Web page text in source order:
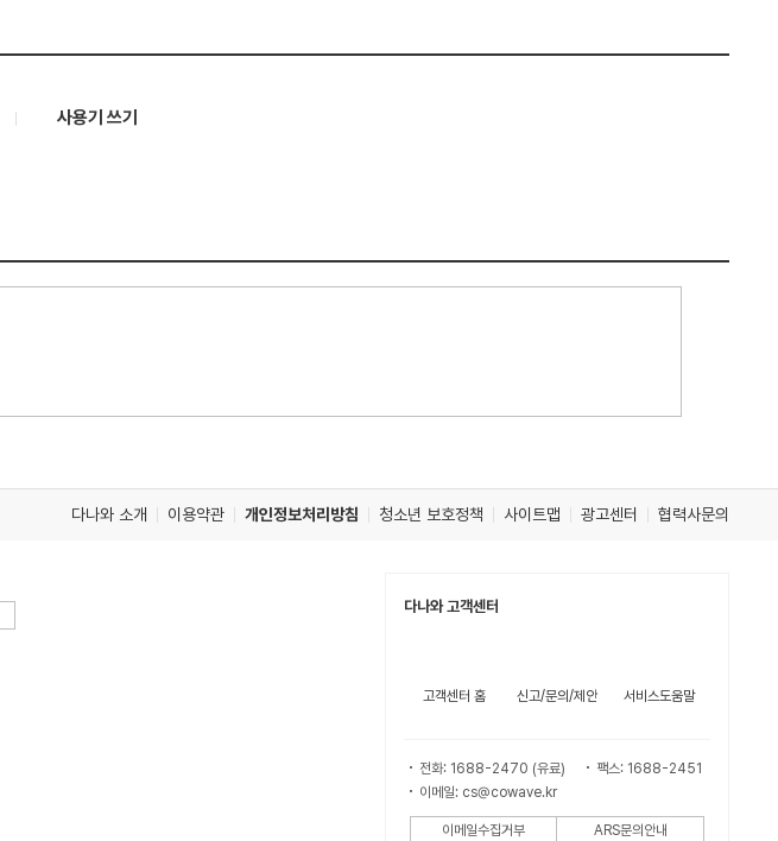
사용기 쓰기
다나와 소개 이용약관 개인정보처리방침 청소년 보호정책 사이트맵 광고센터 협력사문의
다나와 고객센터
고객센터 홈 신고/문의/제안 서비스도움말
전화: 1688-2470 (유료)
팩스: 1688-2451
이메일: cs@cowave.kr
이메일수집거부 ARS문의안내